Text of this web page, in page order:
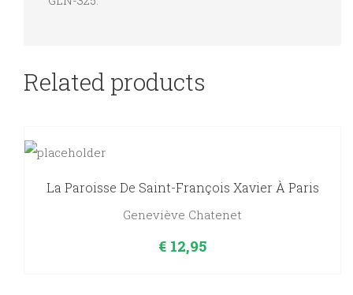
Related products
La Paroisse De Saint-François Xavier À Paris
Geneviève Chatenet
€ 12,95